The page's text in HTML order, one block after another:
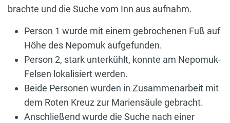
brachte und die Suche vom Inn aus aufnahm.
Person 1 wurde mit einem gebrochenen Fuß auf
Höhe des Nepomuk aufgefunden.
Person 2, stark unterkühlt, konnte am Nepomuk-
Felsen lokalisiert werden.
Beide Personen wurden in Zusammenarbeit mit
dem Roten Kreuz zur Mariensäule gebracht.
Anschließend wurde die Suche nach einer